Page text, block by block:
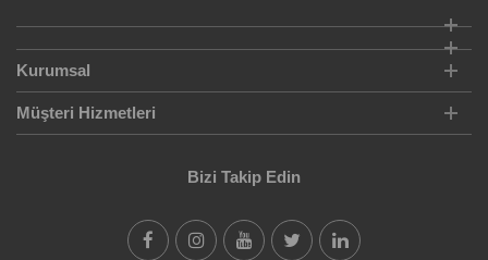
Kurumsal
Müşteri Hizmetleri
Bizi Takip Edin